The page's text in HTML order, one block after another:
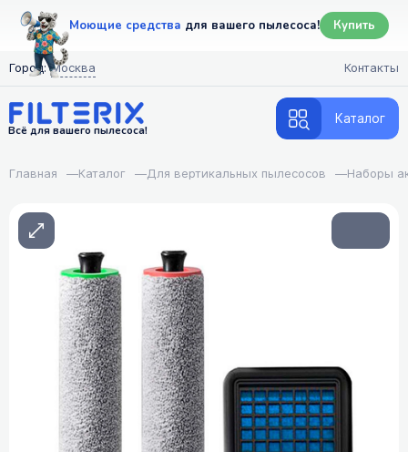
Моющие средства для вашего пылесоса! Купить
Город: Москва Контакты
Всё для вашего пылесоса!
Каталог
Главная —Каталог —Для вертикальных пылесосов —Наборы